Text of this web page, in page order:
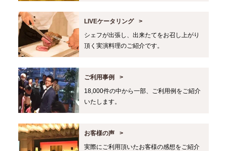
LIVEケータリング
シェフが出張し、出来たてをお召し上がり
頂く実演料理のご紹介です。
ご利用事例
18,000件の中から一部、ご利用例をご紹介
いたします。
お客様の声
実際にご利用頂いたお客様の感想をご紹介